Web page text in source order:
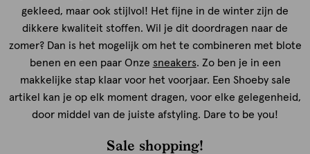
gekleed, maar ook stijlvol! Het fijne in de winter zijn de
dikkere kwaliteit stoffen. Wil je dit doordragen naar de
zomer? Dan is het mogelijk om het te combineren met blote
benen en een paar Onze sneakers. Zo ben je in een
makkelijke stap klaar voor het voorjaar. Een Shoeby sale
artikel kan je op elk moment dragen, voor elke gelegenheid,
door middel van de juiste afstyling. Dare to be you!
Sale shopping!